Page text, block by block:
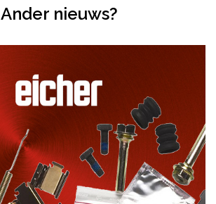
Ander nieuws?